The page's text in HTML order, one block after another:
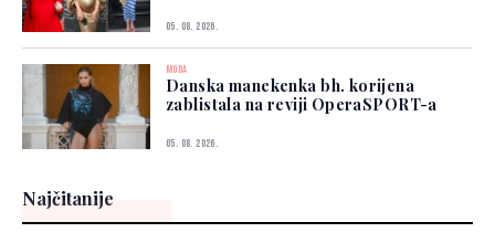
05. 08. 2026.
MODA
Danska manekenka bh. korijena
zablistala na reviji OperaSPORT-a
05. 08. 2026.
Najčitanije